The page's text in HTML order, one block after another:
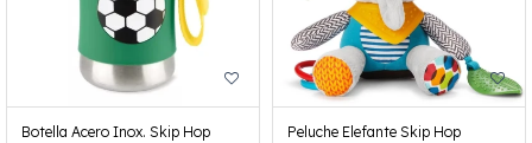
Botella Acero Inox. Skip Hop
Peluche Elefante Skip Hop